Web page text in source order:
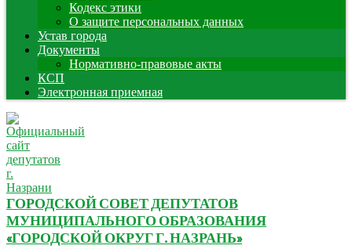
Кодекс этики
О защите персональных данных
Устав города
Документы
Нормативно-правовые акты
КСП
Электронная приемная
ГОРОДСКОЙ СОВЕТ ДЕПУТАТОВ
МУНИЦИПАЛЬНОГО ОБРАЗОВАНИЯ
«ГОРОДСКОЙ ОКРУГ Г. НАЗРАНЬ»